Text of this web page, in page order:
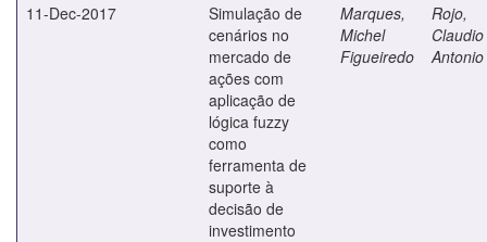
11-Dec-2017
Simulação de
cenários no
mercado de
ações com
aplicação de
lógica fuzzy
como
ferramenta de
suporte à
decisão de
investimento
Marques,
Michel
Figueiredo
Rojo,
Claudio
Antonio